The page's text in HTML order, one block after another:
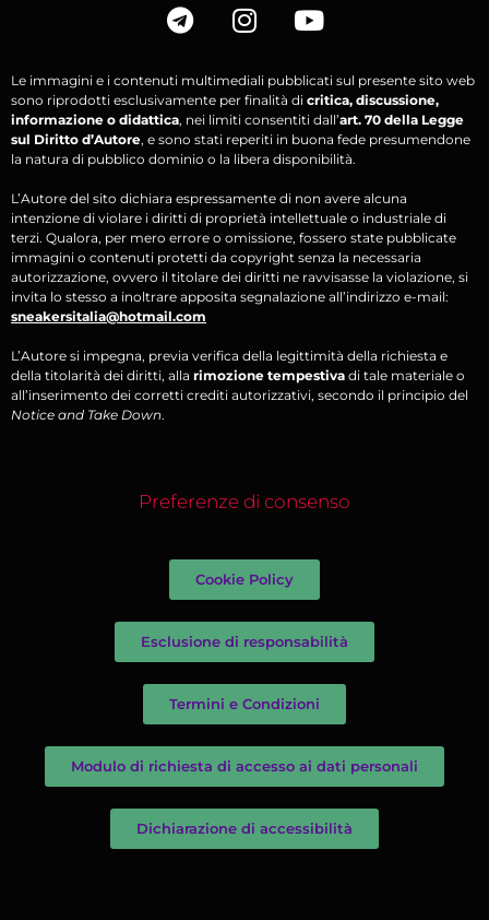
Le immagini e i contenuti multimediali pubblicati sul presente sito web
sono riprodotti esclusivamente per finalità di critica, discussione,
informazione o didattica, nei limiti consentiti dall’art. 70 della Legge
sul Diritto d’Autore, e sono stati reperiti in buona fede presumendone
la natura di pubblico dominio o la libera disponibilità.
L’Autore del sito dichiara espressamente di non avere alcuna
intenzione di violare i diritti di proprietà intellettuale o industriale di
terzi. Qualora, per mero errore o omissione, fossero state pubblicate
immagini o contenuti protetti da copyright senza la necessaria
autorizzazione, ovvero il titolare dei diritti ne ravvisasse la violazione, si
invita lo stesso a inoltrare apposita segnalazione all’indirizzo e-mail:
sneakersitalia@hotmail.com
L’Autore si impegna, previa verifica della legittimità della richiesta e
della titolarità dei diritti, alla rimozione tempestiva di tale materiale o
all’inserimento dei corretti crediti autorizzativi, secondo il principio del
Notice and Take Down.
Preferenze di consenso
Cookie Policy
Esclusione di responsabilità
Termini e Condizioni
Modulo di richiesta di accesso ai dati personali
Dichiarazione di accessibilità